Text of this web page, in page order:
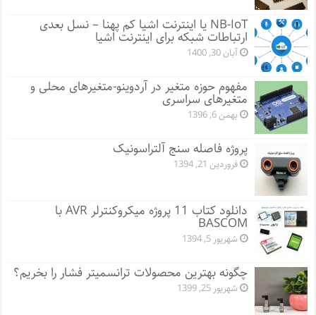
NB-IoT یا اینترنت اشیا کم پهنا – نسل بعدی
ارتباطات شبکه برای اینترنت اشیا
آبان 30, 1400
مفهوم حوزه متغیر در آردوینو-متغیرهای محلی و
متغیرهای سراسری
بهمن 6, 1396
پروژه فاصله سنج آلتراسونیک
فروردین 21, 1394
دانلود کتاب 11 پروژه میکروکنترلر AVR با
BASCOM
شهریور 5, 1394
چگونه بهترین محصولات ترانسمیتر فشار را بخریم؟
شهریور 25, 1399